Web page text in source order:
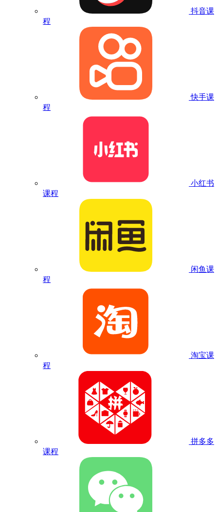
抖音课
程
快手课
程
小红书
课程
闲鱼课
程
淘宝课
程
拼多多
课程